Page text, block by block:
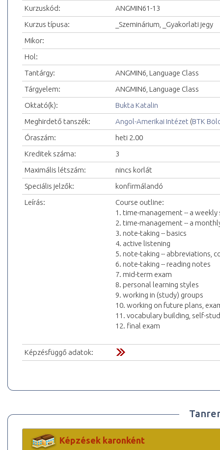
Kurzuskód:
ANGMIN61-13
Kurzus típusa:
_Szeminárium, _Gyakorlati jegy
Mikor:
Hol:
Tantárgy:
ANGMIN6, Language Class
Tárgyelem:
ANGMIN6, Language Class
Oktató(k):
Bukta Katalin
Meghirdető tanszék:
Angol-Amerikai Intézet (BTK
Óraszám:
heti 2.00
Kreditek száma:
3
Maximális létszám:
nincs korlát
Speciális jelzők:
konfirmálandó
Leírás:
Course outline:
1. time-management -- a weekly
2. time-management -- a
3. note-taking -- basics
4. active listening
5. note-taking -- abbreviations,
6. note-taking -- reading notes
7. mid-term exam
8. personal learning styles
9. working in (study) groups
10. working on future plans,
11. vocabulary building, self-
12. final exam
Képzésfüggő adatok:
Képzések karonként